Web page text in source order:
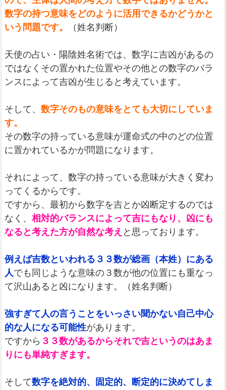
数字の持つ意味をどのように活用できるかどうかと
いう問題です。
（姓名判断）
天使の占い・陽陰姓名術では、数字に吉凶があるの
ではなくその置かれた位置やその他との数字のバラ
ンスによって吉凶が生じると考えています。
そして、 数字そのもの意味をとても大切にしていま
す。
その数字の持っている意味が運命式の中のどの位置
に置かれているかが問題になります。
それによって、数字の持っている意味が大きく変わ
ってくるからです。
ですから、最初から数字を吉とか凶断定するのでは
なく、 相対的バランスによって吉にもなり、凶にも
なると考えた方が自然な考え と思っております。
例えば吉数といわれる３３数が総画（本姓）にある
人でも同じような意味の３数が他の位置にも重なっ
て沢山あると凶になります。（姓名判断）
強すぎて人の言うことをいっさい聞かない自己中心
的な人になる可能性があります。
ですから ３３数があるからそれで吉というのはあま
りにも単純すぎます。
そして数字を絶対的、固定的、断定的に決めてしま